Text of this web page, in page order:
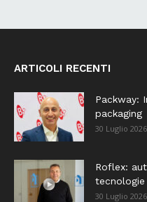
ARTICOLI RECENTI
Packway:
packaging
30 Luglio 2026
Roflex:
30 Luglio 2026